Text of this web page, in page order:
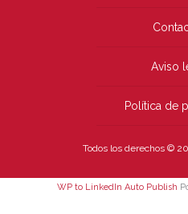
Aviso
Política de
Todos los derechos ©
WP to LinkedIn Auto Publish